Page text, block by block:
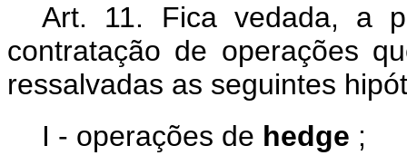
Art. 11. Fica vedada, a
contratação de operações
ressalvadas as seguintes
I - operações de hedge ;